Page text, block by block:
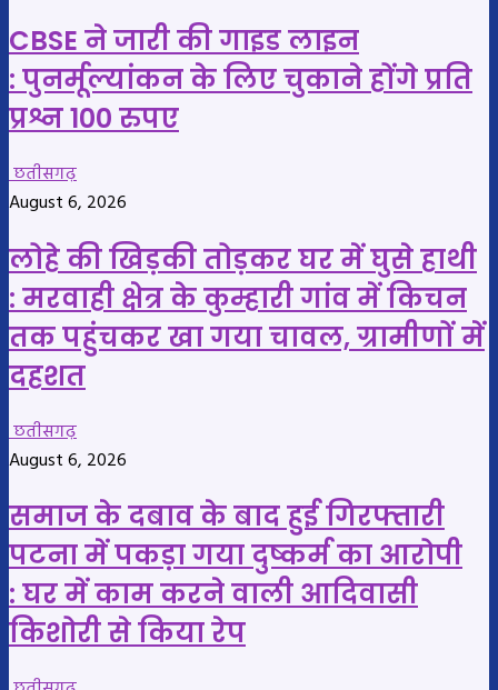
CBSE ने जारी की गाइड लाइन
: पुनर्मूल्यांकन के लिए चुकाने होंगे प्रति
प्रश्न 100 रुपए
छतीसगढ़
August 6, 2026
लोहे की खिड़की तोड़कर घर में घुसे हाथी
: मरवाही क्षेत्र के कुम्हारी गांव में किचन
तक पहुंचकर खा गया चावल, ग्रामीणों में
दहशत
छतीसगढ़
August 6, 2026
समाज के दबाव के बाद हुई गिरफ्तारी
पटना में पकड़ा गया दुष्कर्म का आरोपी
: घर में काम करने वाली आदिवासी
किशोरी से किया रेप